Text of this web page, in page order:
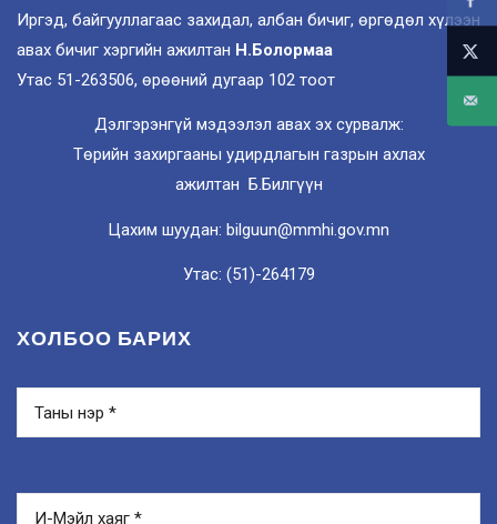
Иргэд, байгууллагаас захидал, албан бичиг, өргөдөл хүлээн
авах бичиг хэргийн ажилтан Н.Болормаа
Утас 51-263506, өрөөний дугаар 102 тоот
Дэлгэрэнгүй мэдээлэл авах эх сурвалж:
Төрийн захиргааны удирдлагын газрын ахлах
ажилтан Б.Билгүүн
Цахим шуудан: bilguun@mmhi.gov.mn
Утас: (51)-264179
ХОЛБОО БАРИХ